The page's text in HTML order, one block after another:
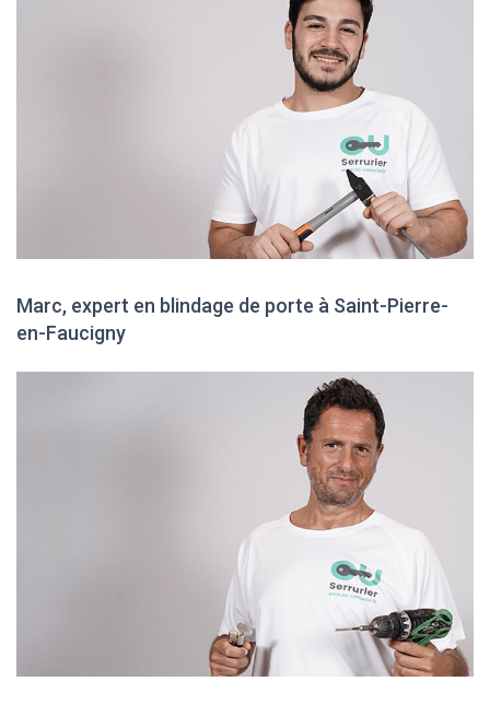
Marc, expert en blindage de porte à Saint-Pierre-
en-Faucigny